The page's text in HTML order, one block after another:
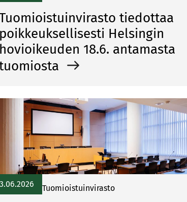
tiedottaa
Helsingin
18.6. antamasta
Tuomioistuinvirasto